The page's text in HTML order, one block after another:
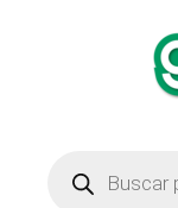
productos